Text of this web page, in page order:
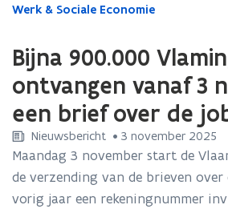
Gedaan
bevindt
zich
op:
Bijna
900.000
Vlamingen
ontvangen
vanaf
Werk & Sociale Economie
Bijna 900.000
ontvangen vanaf 3
een brief over de
Nieuwsbericht • 3 november 2025
Maandag 3 november start de
de verzending van de brieven over
vorig jaar een rekeningnummer